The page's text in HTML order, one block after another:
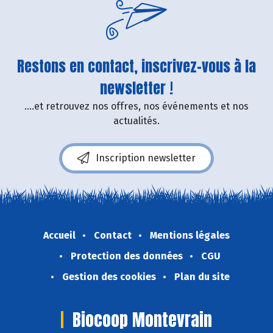
Restons en contact, inscrivez-vous à la
newsletter !
....et retrouvez nos offres, nos événements et nos
actualités.
Inscription newsletter
Accueil Contact
Mentions légales
Protection des données
CGU
Gestion des cookies
Plan du site
Biocoop Montevrain